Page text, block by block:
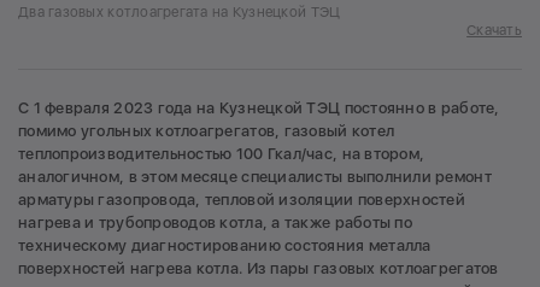
Два газовых котлоагрегата на Кузнецкой ТЭЦ
Скачать
С 1 февраля 2023 года на Кузнецкой ТЭЦ постоянно в работе,
помимо угольных котлоагрегатов, газовый котел
теплопроизводительностью 100 Гкал/час, на втором,
аналогичном, в этом месяце специалисты выполнили ремонт
арматуры газопровода, тепловой изоляции поверхностей
нагрева и трубопроводов котла, а также работы по
техническому диагностированию состояния металла
поверхностей нагрева котла. Из пары газовых котлоагрегатов